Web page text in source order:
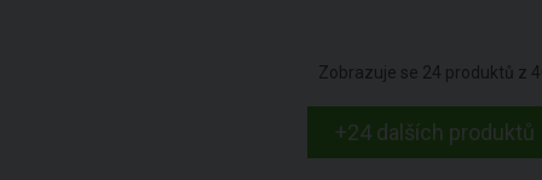
Zobrazuje se 24 produktů z
+24 dalších produktů